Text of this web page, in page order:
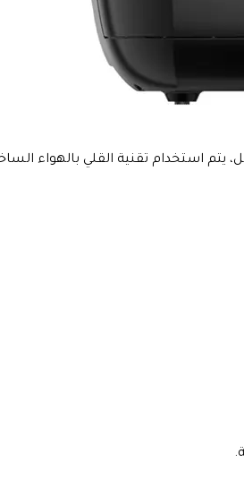
بالطهي الكامل، يتم استخدام تقنية